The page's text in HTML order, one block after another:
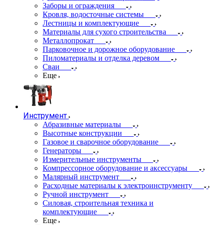
Заборы и ограждения
Кровля, водосточные системы
Лестницы и комплектующие
Материалы для сухого строительства
Металлопрокат
Парковочное и дорожное оборудование
Пиломатериалы и отделка деревом
Сваи
Еще
Инструмент
Абразивные материалы
Высотные конструкции
Газовое и сварочное оборудование
Генераторы
Измерительные инструменты
Компрессорное оборудование и аксессуары
Малярный инструмент
Расходные материалы к электроинструменту
Ручной инструмент
Силовая, строительная техника и
комплектующие
Еще